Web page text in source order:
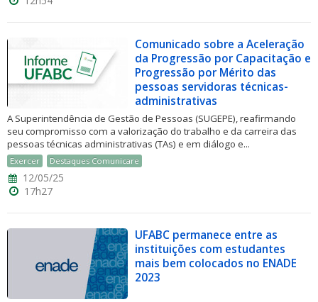
Comunicado sobre a Aceleração
da Progressão por Capacitação e
Progressão por Mérito das
pessoas servidoras técnicas-
administrativas
A Superintendência de Gestão de Pessoas (SUGEPE), reafirmando
seu compromisso com a valorização do trabalho e da carreira das
pessoas técnicas administrativas (TAs) e em diálogo e...
Exercer Destaques Comunicare
12/05/25
17h27
UFABC permanece entre as
instituições com estudantes
mais bem colocados no ENADE
2023